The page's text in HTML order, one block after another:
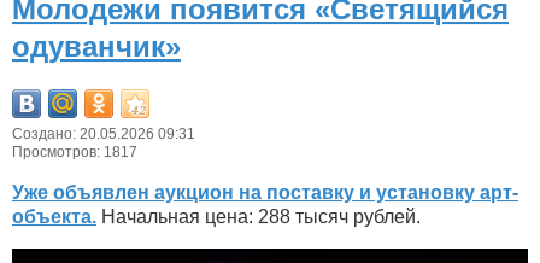
Молодежи появится «Светящийся
одуванчик»
Создано: 20.05.2026 09:31
Просмотров: 1817
Уже объявлен аукцион на поставку и установку арт-
объекта. Начальная цена: 288 тысяч рублей.